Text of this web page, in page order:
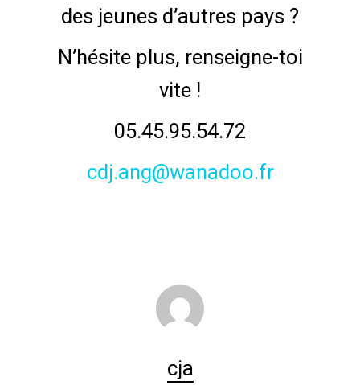
des jeunes d’autres pays ?
N’hésite plus, renseigne-toi
vite !
05.45.95.54.72
cdj.ang@wanadoo.fr
cja